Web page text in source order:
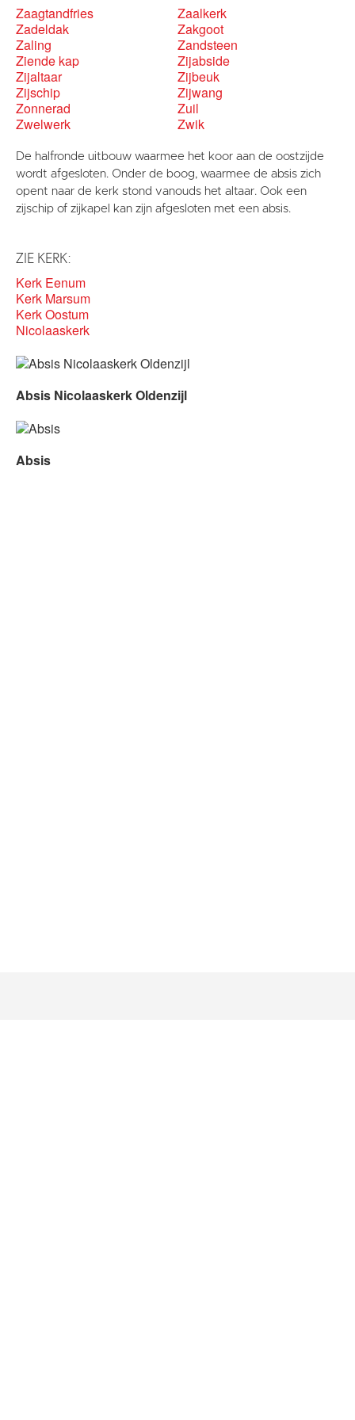
Zaagtandfries
Zaalkerk
Zadeldak
Zakgoot
Zaling
Zandsteen
Ziende kap
Zijabside
Zijaltaar
Zijbeuk
Zijschip
Zijwang
Zonnerad
Zuil
Zwelwerk
Zwik
De halfronde uitbouw waarmee het koor aan de oostzijde
wordt afgesloten. Onder de boog, waarmee de absis zich
opent naar de kerk stond vanouds het altaar. Ook een
zijschip of zijkapel kan zijn afgesloten met een absis.
ZIE KERK:
Kerk Eenum
Kerk Marsum
Kerk Oostum
Nicolaaskerk
Absis Nicolaaskerk Oldenzijl
Absis